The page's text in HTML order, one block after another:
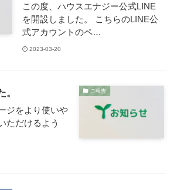
この度、ハウスエナジー公式LINE
を開設しました。 こちらのLINE公
式アカウントのペ…
2023-03-20
ご報告
。
ジをより使いや
ただけるよう